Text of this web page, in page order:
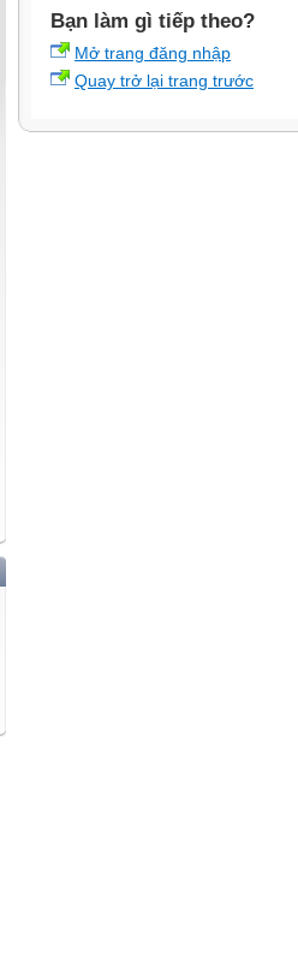
Bạn làm gì tiếp theo?
Mở trang đăng nhập
Quay trở lại trang trước